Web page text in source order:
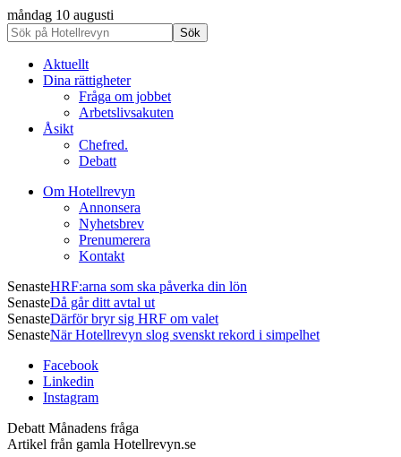
måndag 10 augusti
Aktuellt
Dina rättigheter
Fråga om jobbet
Arbetslivsakuten
Åsikt
Chefred.
Debatt
Om Hotellrevyn
Annonsera
Nyhetsbrev
Prenumerera
Kontakt
SenasteHRF:arna som ska påverka din lön
SenasteDå går ditt avtal ut
SenasteDärför bryr sig HRF om valet
SenasteNär Hotellrevyn slog svenskt rekord i simpelhet
Facebook
Linkedin
Instagram
Debatt Månadens fråga
Artikel från gamla Hotellrevyn.se